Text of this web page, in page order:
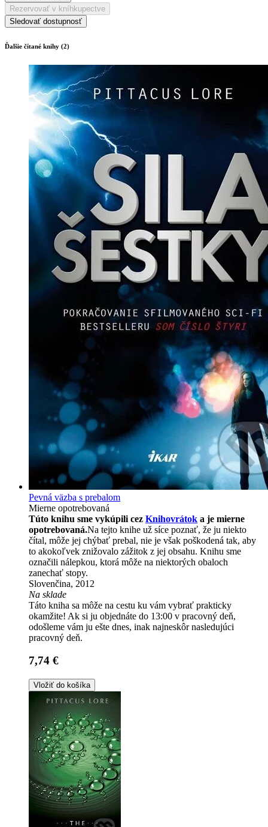
Rezervovať v kníhkupectve
Sledovať dostupnosť
Ďalšie čítané knihy (2)
Pevná väzba s prebalom
Mierne opotrebovaná
Túto knihu sme vykúpili cez Knihovrátok a je mierne
opotrebovaná.Na tejto knihe už síce poznať, že ju niekto
čítal, môže jej chýbať prebal, nie je však poškodená tak, aby
to akokoľvek znižovalo zážitok z jej obsahu. Knihu sme
označili nálepkou, ktorá môže na niektorých obaloch
zanechať stopy.
Slovenčina, 2012
Na sklade
Táto kniha sa môže na cestu ku vám vybrať prakticky
okamžite! Ak si ju objednáte do 13:00 v pracovný deň,
odošleme vám ju ešte dnes, inak najneskôr nasledujúci
pracovný deň.
7,74 €
Vložiť do košíka